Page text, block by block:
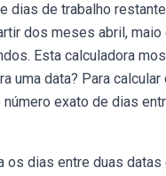
dias de trabalho
dos meses abril,
Esta calculadora
uma data? Para
número exato de dias
os dias entre duas